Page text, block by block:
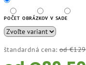
POČET OBRÁZKOV V SADE
štandardná cena: od